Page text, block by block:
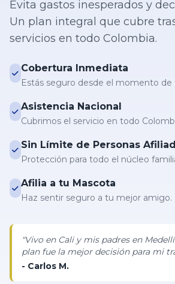
Evita gastos inesperados y
Un plan integral que cubre
servicios en todo Colombia.
Cobertura Inmediata
Estás seguro desde el momento de
Asistencia Nacional
Cubrimos el servicio en todo
Sin Límite de Personas
Protección para todo el núcleo
Afilia a tu Mascota
Haz sentir seguro a tu mejor amigo.
"Vivo en Cali y mis padres en
plan fue la mejor decisión para mi
- Carlos M.